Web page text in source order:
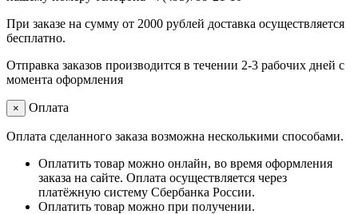
При заказе на сумму от 2000 рублей доставка осуществляется
бесплатно.
Отправка заказов производится в течении 2-3 рабочих дней с
момента оформления
× Оплата
Оплата сделанного заказа возможна несколькими способами.
Оплатить товар можно онлайн, во время оформления
заказа на сайте. Оплата осуществляется через
платёжную систему Сбербанка России.
Оплатить товар можно при получении.